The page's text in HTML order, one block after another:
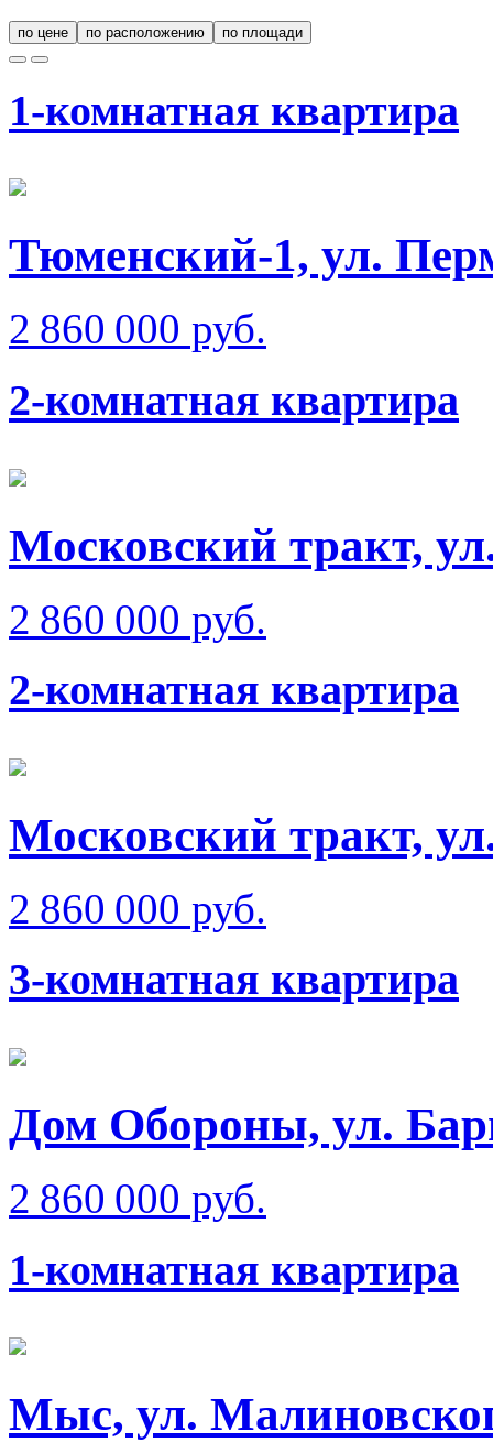
по цене по расположению по площади
1-комнатная квартира
Тюменский-1, ул.
2 860 000 руб.
2-комнатная квартира
Московский тракт,
2 860 000 руб.
2-комнатная квартира
Московский тракт,
2 860 000 руб.
3-комнатная квартира
Дом Обороны, ул.
2 860 000 руб.
1-комнатная квартира
Мыс, ул.